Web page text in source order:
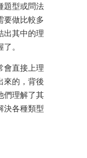
題型或問法
要做比較多
出其中的理
。
會直接上理
來的，背後
們理解了其
決各種類型